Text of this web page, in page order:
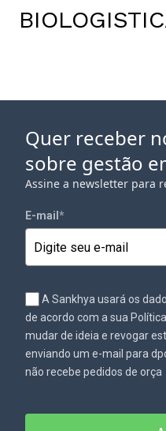
Quer receber
sobre gestão
Assine a newsletter para
E-mail *
A Sankhya usará os
de acordo com a sua
mudar de ideia e revogar
enviando um e-mail para
não recebe pedidos de orça